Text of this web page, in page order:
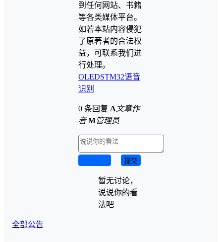
到任何网站、书籍
等各类媒体平台。
如若本站内容侵犯
了原著者的合法权
益，可联系我们进
行处理。
OLEDSTM32语音
识别
0 条回复 A 文章作
者 M管理员
提交
暂无讨论，
说说你的看
法吧
全部公告